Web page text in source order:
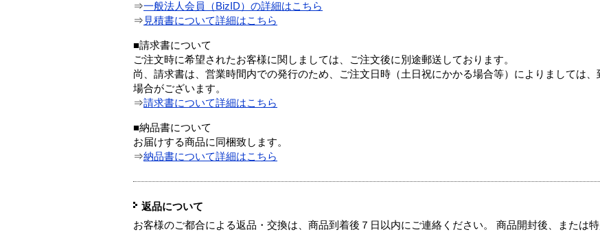
⇒一般法人会員（BizID）の詳細はこちら
⇒ 見積書について詳細はこちら
■請求書について
ご注文時に希望されたお客様に関しましては、ご注文後に別途郵送しております。
尚、請求書は、営業時間内での発行のため、ご注文日時（土日祝にかかる場合等）によりましては、
場合がございます。
⇒請求書について詳細はこちら
■納品書について
お届けする商品に同梱致します。
⇒納品書について詳細はこちら
返品について
お客様のご都合による返品・交換は、商品到着後７日以内にご連絡ください。 商品開封後、または